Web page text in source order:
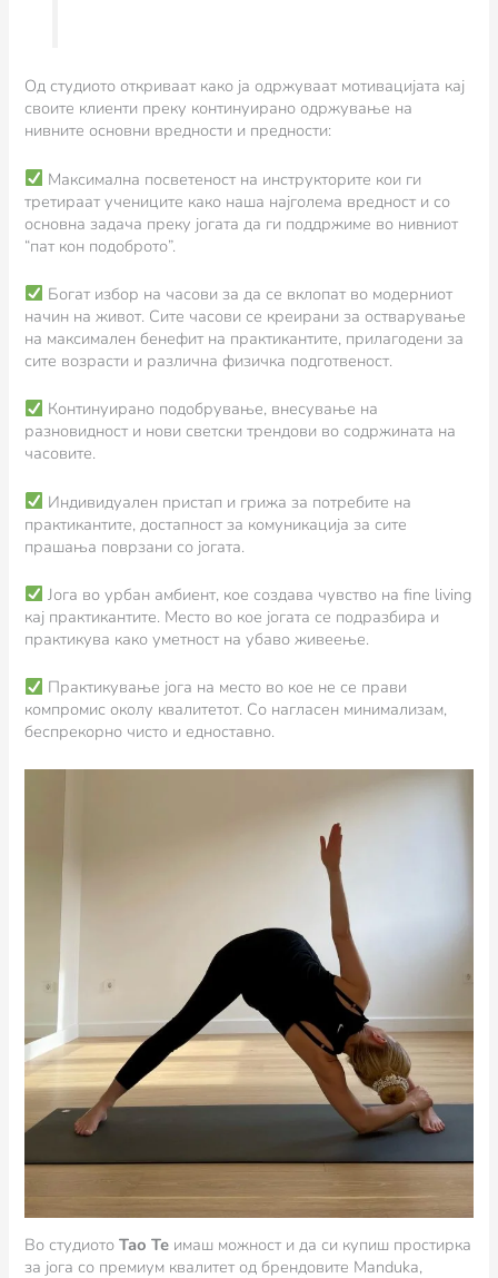
Од студиото откриваат како ја одржуваат мотивацијата кај
своите клиенти преку континуирано одржување на
нивните основни вредности и предности:
Максимална посветеност на инструкторите кои ги
третираат учениците како наша најголема вредност и со
основна задача преку јогата да ги поддржиме во нивниот
“пат кон подоброто”.
Богат избор на часови за да се вклопат во модерниот
начин на живот. Сите часови се креирани за остварување
на максимален бенефит на практикантите, прилагодени за
сите возрасти и различна физичка подготвеност.
Континуирано подобрување, внесување на
разновидност и нови светски трендови во содржината на
часовите.
Индивидуален пристап и грижа за потребите на
практикантите, достапност за комуникација за сите
прашања поврзани со јогата.
Јога во урбан амбиент, кое создава чувство на fine living
кај практикантите. Место во кое јогата се подразбира и
практикува како уметност на убаво живеење.
Практикување јога на место во кое не се прави
компромис околу квалитетот. Со нагласен минимализам,
беспрекорно чисто и едноставно.
Во студиотоТао Те имаш можност и да си купиш простирка
за јога со премиум квалитет од брендовите Manduka,